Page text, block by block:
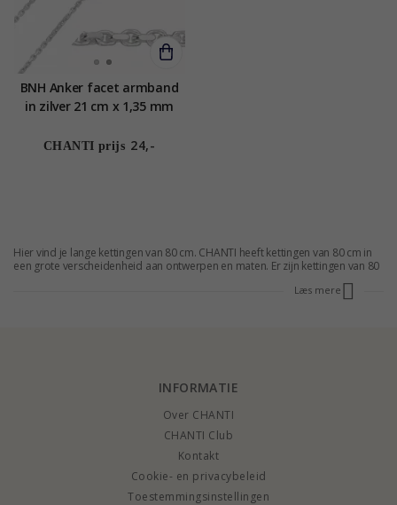
BNH Anker facet armband
in zilver 21 cm x 1,35 mm
CHANTI prijs 24,-
Hier vind je lange kettingen van 80 cm. CHANTI heeft kettingen van 80 cm in
een grote verscheidenheid aan ontwerpen en maten. Er zijn kettingen van 80
kettingen zorgt ervoor dat iedereen kan vinden wat hij zoekt. We hebben
Læs mere
INFORMATIE
Over CHANTI
CHANTI Club
Kontakt
Cookie- en privacybeleid
Toestemmingsinstellingen